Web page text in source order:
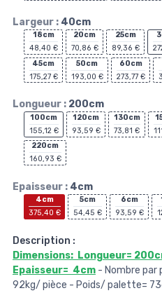
Largeur : 40cm
18cm
48,40 €
20cm
70,86 €
25cm
89,36 €
45cm
175,27 €
50cm
193,00 €
60cm
273,77 €
Longueur : 200cm
100cm
155,12 €
120cm
93,59 €
130cm
73,81 €
220cm
160,93 €
Epaisseur : 4cm
4cm
375,40 €
5cm
54,45 €
6cm
93,59 €
Description :
Dimensions: Longueur=
Epaisseur= 4cm- Nombre par
92kg/ pièce - Poids/ palette=